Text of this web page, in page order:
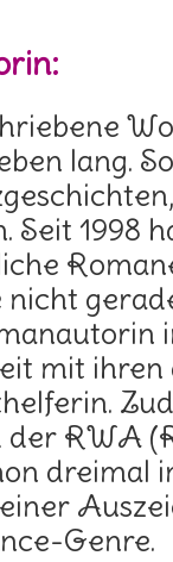
lang.
Seit 1998
nicht
mit
der RWA
dreimal
Genre.